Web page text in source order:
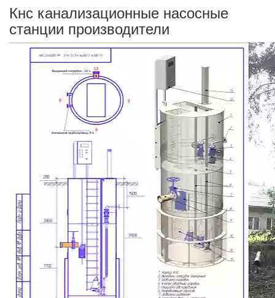
Кнс канализационные насосные
станции производители